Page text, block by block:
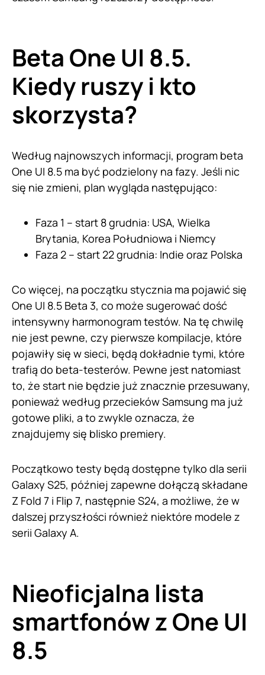
Beta One UI 8.5.
Kiedy ruszy i kto
skorzysta?
Według najnowszych informacji, program beta
One UI 8.5 ma być podzielony na fazy. Jeśli nic
się nie zmieni, plan wygląda następująco:
Faza 1 – start 8 grudnia: USA, Wielka
Brytania, Korea Południowa i Niemcy
Faza 2 – start 22 grudnia: Indie oraz Polska
Co więcej, na początku stycznia ma pojawić się
One UI 8.5 Beta 3, co może sugerować dość
intensywny harmonogram testów. Na tę chwilę
nie jest pewne, czy pierwsze kompilacje, które
pojawiły się w sieci, będą dokładnie tymi, które
trafią do beta-testerów. Pewne jest natomiast
to, że start nie będzie już znacznie przesuwany,
ponieważ według przecieków Samsung ma już
gotowe pliki, a to zwykle oznacza, że
znajdujemy się blisko premiery.
Początkowo testy będą dostępne tylko dla serii
Galaxy S25, później zapewne dołączą składane
Z Fold 7 i Flip 7, następnie S24, a możliwe, że w
dalszej przyszłości również niektóre modele z
serii Galaxy A.
Nieoficjalna lista
smartfonów z One UI
8.5